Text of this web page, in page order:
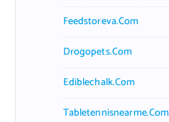
Feedstoreva.com
Drogopets.com
Ediblechalk.com
Tabletennisnearme.com